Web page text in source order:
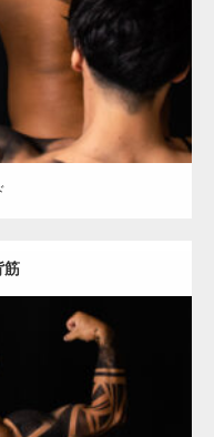
筋
人
AKIHITO(細マッチョ)